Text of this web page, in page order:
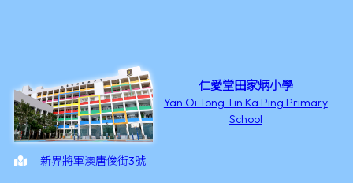
仁愛堂田家炳小學
Yan Oi Tong Tin Ka Ping Primary
School
新界將軍澳唐俊街3號